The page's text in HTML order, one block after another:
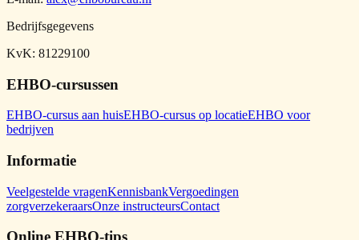
Bedrijfsgegevens
KvK: 81229100
EHBO-cursussen
EHBO-cursus aan huisEHBO-cursus op locatieEHBO voor
bedrijven
Informatie
Veelgestelde vragenKennisbankVergoedingen
zorgverzekeraarsOnze instructeursContact